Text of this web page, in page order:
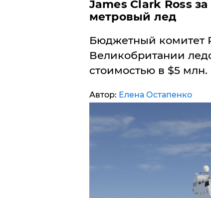
James Clark Ross
метровый лед
Бюджетный комитет
Великобритании
стоимостью в $5 млн.
Автор: Елена Остапенко